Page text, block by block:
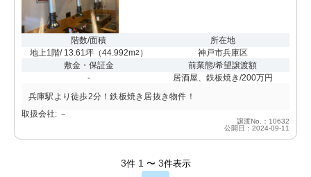
階数/面積
地上1階/ 13.61坪（44.992m2 ）
所在地
神戸市兵庫区
敷金・保証金
-
前業態/希望譲渡額
居酒屋、鉄板焼き/200万円
兵庫駅より徒歩2分！鉄板焼き居抜き物件！
取扱会社: －
譲渡No.：10632
公開日：2024-09-11
3件 1 〜 3件表示